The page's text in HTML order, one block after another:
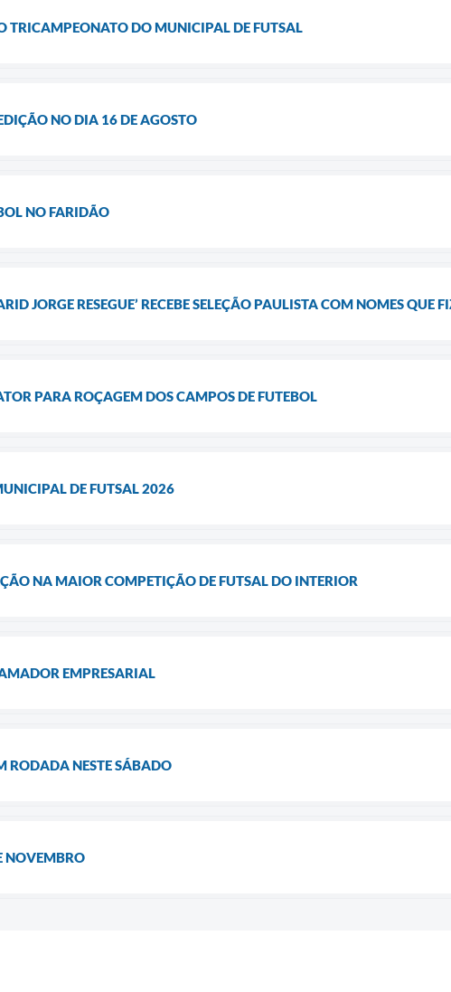
TRICAMPEONATO DO MUNICIPAL DE FUTSAL
NO DIA 16 DE AGOSTO
NO FARIDÃO
JORGE RESEGUE’ RECEBE SELEÇÃO PAULISTA COM NOMES QUE
PARA ROÇAGEM DOS CAMPOS DE FUTEBOL
DE FUTSAL 2026
NA MAIOR COMPETIÇÃO DE FUTSAL DO INTERIOR
EMPRESARIAL
RODADA NESTE SÁBADO
NOVEMBRO